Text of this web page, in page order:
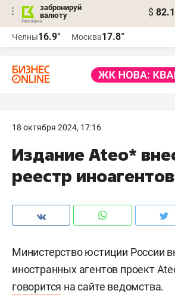
забронируй
валюту
$
Челны16.9° Москва17.8°
18 октября 2024, 17:16
Издание Ateo*
реестр иноагентов
Министерство юстиции России
иностранных агентов проект
говорится на сайте ведомства.